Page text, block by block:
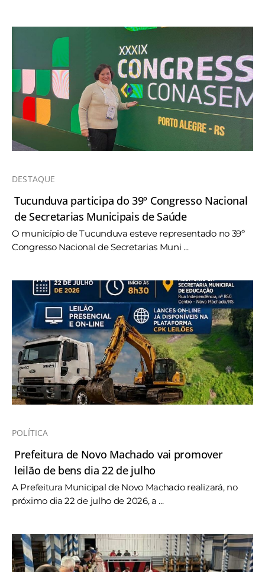
DESTAQUE
Tucunduva participa do 39º Congresso Nacional
de Secretarias Municipais de Saúde
O município de Tucunduva esteve representado no 39º
Congresso Nacional de Secretarias Muni ...
POLÍTICA
Prefeitura de Novo Machado vai promover
leilão de bens dia 22 de julho
A Prefeitura Municipal de Novo Machado realizará, no
próximo dia 22 de julho de 2026, a ...